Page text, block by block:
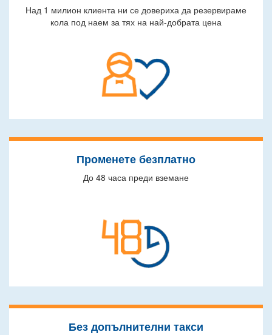
Над 1 милион клиента ни се довериха да резервираме
кола под наем за тях на най-добрата цена
Променете безплатно
До 48 часа преди вземане
Без допълнителни такси